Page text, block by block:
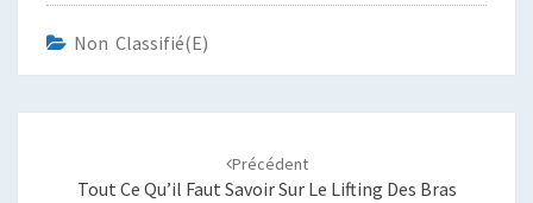
Non Classifié(e)
Précédent
Tout Ce Qu’il Faut Savoir Sur Le Lifting Des Bras